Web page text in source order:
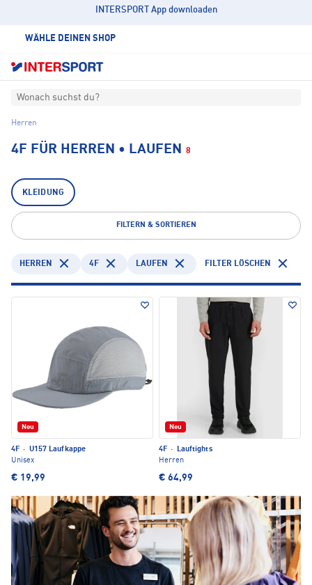
INTERSPORT App downloaden
WÄHLE DEINEN SHOP
Wonach suchst du?
Herren
4F FÜR HERREN • LAUFEN 8
KLEIDUNG
FILTERN & SORTIEREN
HERREN 4F LAUFEN FILTER LÖSCHEN
Neu
4F · U157 Laufkappe
Unisex
€ 19,99
Neu
4F ·
Lauftights
Herren
€ 64,99